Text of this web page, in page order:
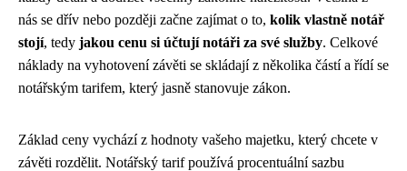
nás se dřív nebo později začne zajímat o to, kolik vlastně notář
stojí, tedy jakou cenu si účtují notáři za své služby. Celkové
náklady na vyhotovení závěti se skládají z několika částí a řídí se
notářským tarifem, který jasně stanovuje zákon.
Základ ceny vychází z hodnoty vašeho majetku, který chcete v
závěti rozdělit. Notářský tarif používá procentuální sazbu